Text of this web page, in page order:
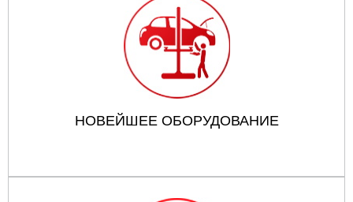
НОВЕЙШЕЕ ОБОРУДОВАНИЕ